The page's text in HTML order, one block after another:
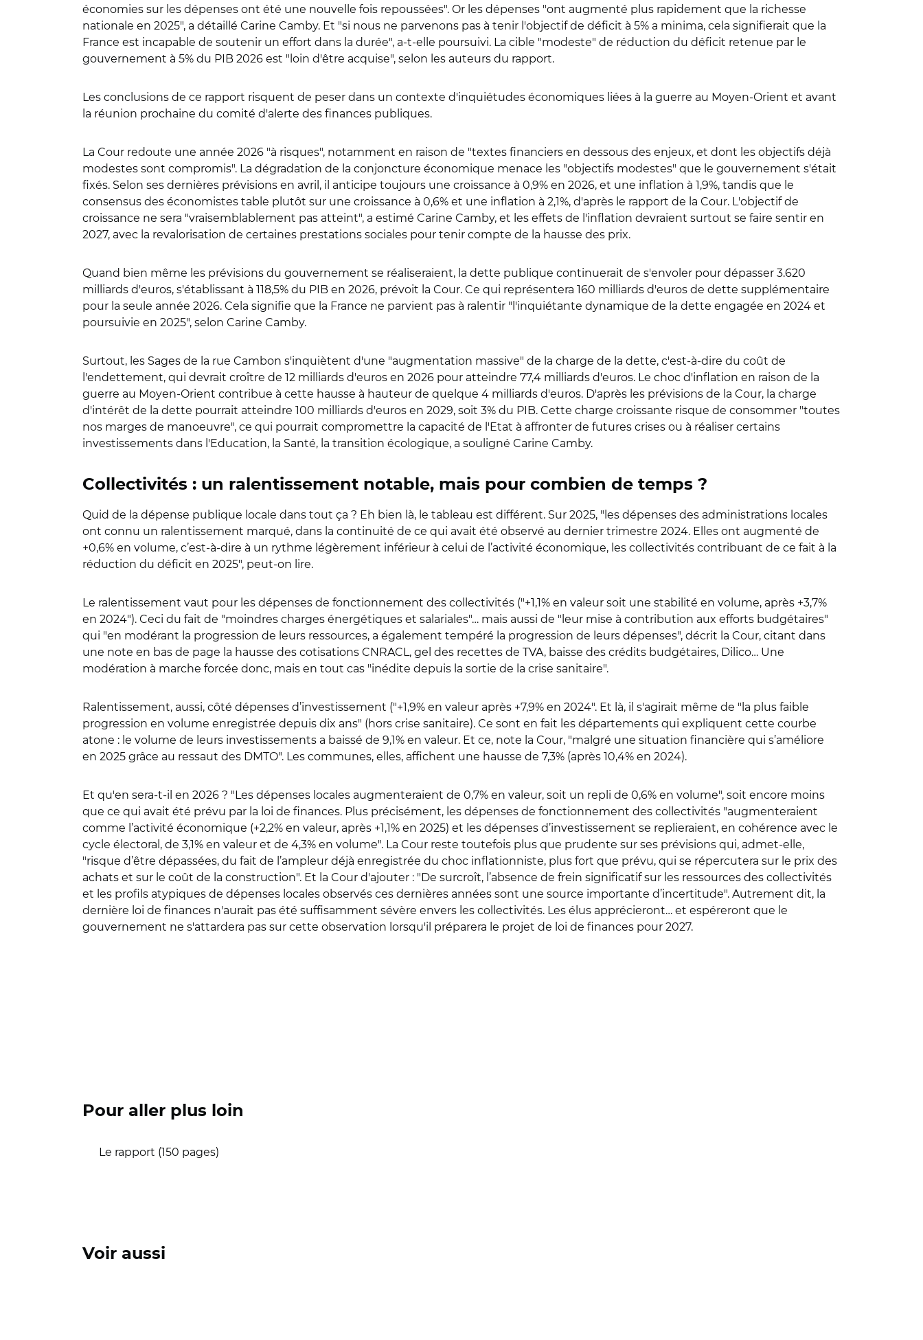
économies sur les dépenses ont été une nouvelle fois repoussées". Or les dépenses "ont augmenté plus rapidement que la richesse
nationale en 2025", a détaillé Carine Camby. Et "si nous ne parvenons pas à tenir l'objectif de déficit à 5% a minima, cela signifierait que la
France est incapable de soutenir un effort dans la durée", a-t-elle poursuivi. La cible "modeste" de réduction du déficit retenue par le
gouvernement à 5% du PIB 2026 est "loin d'être acquise", selon les auteurs du rapport.
Les conclusions de ce rapport risquent de peser dans un contexte d'inquiétudes économiques liées à la guerre au Moyen-Orient et avant
la réunion prochaine du comité d'alerte des finances publiques.
La Cour redoute une année 2026 "à risques", notamment en raison de "textes financiers en dessous des enjeux, et dont les objectifs déjà
modestes sont compromis". La dégradation de la conjoncture économique menace les "objectifs modestes" que le gouvernement s'était
fixés. Selon ses dernières prévisions en avril, il anticipe toujours une croissance à 0,9% en 2026, et une inflation à 1,9%, tandis que le
consensus des économistes table plutôt sur une croissance à 0,6% et une inflation à 2,1%, d'après le rapport de la Cour. L'objectif de
croissance ne sera "vraisemblablement pas atteint", a estimé Carine Camby, et les effets de l'inflation devraient surtout se faire sentir en
2027, avec la revalorisation de certaines prestations sociales pour tenir compte de la hausse des prix.
Quand bien même les prévisions du gouvernement se réaliseraient, la dette publique continuerait de s'envoler pour dépasser 3.620
milliards d'euros, s'établissant à 118,5% du PIB en 2026, prévoit la Cour. Ce qui représentera 160 milliards d'euros de dette supplémentaire
pour la seule année 2026. Cela signifie que la France ne parvient pas à ralentir "l'inquiétante dynamique de la dette engagée en 2024 et
poursuivie en 2025", selon Carine Camby.
Surtout, les Sages de la rue Cambon s'inquiètent d'une "augmentation massive" de la charge de la dette, c'est-à-dire du coût de
l'endettement, qui devrait croître de 12 milliards d'euros en 2026 pour atteindre 77,4 milliards d'euros. Le choc d'inflation en raison de la
guerre au Moyen-Orient contribue à cette hausse à hauteur de quelque 4 milliards d'euros. D'après les prévisions de la Cour, la charge
d'intérêt de la dette pourrait atteindre 100 milliards d'euros en 2029, soit 3% du PIB. Cette charge croissante risque de consommer "toutes
nos marges de manoeuvre", ce qui pourrait compromettre la capacité de l'Etat à affronter de futures crises ou à réaliser certains
investissements dans l'Education, la Santé, la transition écologique, a souligné Carine Camby.
Collectivités : un ralentissement notable, mais pour combien de temps ?
Quid de la dépense publique locale dans tout ça ? Eh bien là, le tableau est différent. Sur 2025, "les dépenses des administrations locales
ont connu un ralentissement marqué, dans la continuité de ce qui avait été observé au dernier trimestre 2024. Elles ont augmenté de
+0,6% en volume, c’est-à-dire à un rythme légèrement inférieur à celui de l’activité économique, les collectivités contribuant de ce fait à la
réduction du déficit en 2025", peut-on lire.
Le ralentissement vaut pour les dépenses de fonctionnement des collectivités ("+1,1% en valeur soit une stabilité en volume, après +3,7%
en 2024"). Ceci du fait de "moindres charges énergétiques et salariales"… mais aussi de "leur mise à contribution aux efforts budgétaires"
qui "en modérant la progression de leurs ressources, a également tempéré la progression de leurs dépenses", décrit la Cour, citant dans
une note en bas de page la hausse des cotisations CNRACL, gel des recettes de TVA, baisse des crédits budgétaires, Dilico… Une
modération à marche forcée donc, mais en tout cas "inédite depuis la sortie de la crise sanitaire".
Ralentissement, aussi, côté dépenses d’investissement ("+1,9% en valeur après +7,9% en 2024". Et là, il s'agirait même de "la plus faible
progression en volume enregistrée depuis dix ans" (hors crise sanitaire). Ce sont en fait les départements qui expliquent cette courbe
atone : le volume de leurs investissements a baissé de 9,1% en valeur. Et ce, note la Cour, "malgré une situation financière qui s’améliore
en 2025 grâce au ressaut des DMTO". Les communes, elles, affichent une hausse de 7,3% (après 10,4% en 2024).
Et qu'en sera-t-il en 2026 ? "Les dépenses locales augmenteraient de 0,7% en valeur, soit un repli de 0,6% en volume", soit encore moins
que ce qui avait été prévu par la loi de finances. Plus précisément, les dépenses de fonctionnement des collectivités "augmenteraient
comme l’activité économique (+2,2% en valeur, après +1,1% en 2025) et les dépenses d’investissement se replieraient, en cohérence avec le
cycle électoral, de 3,1% en valeur et de 4,3% en volume". La Cour reste toutefois plus que prudente sur ses prévisions qui, admet-elle,
"risque d’être dépassées, du fait de l’ampleur déjà enregistrée du choc inflationniste, plus fort que prévu, qui se répercutera sur le prix des
achats et sur le coût de la construction". Et la Cour d'ajouter : "De surcroît, l’absence de frein significatif sur les ressources des collectivités
et les profils atypiques de dépenses locales observés ces dernières années sont une source importante d’incertitude". Autrement dit, la
dernière loi de finances n'aurait pas été suffisamment sévère envers les collectivités. Les élus apprécieront… et espéreront que le
gouvernement ne s'attardera pas sur cette observation lorsqu'il préparera le projet de loi de finances pour 2027.
Pour aller plus loin
Le rapport (150 pages)
Voir aussi